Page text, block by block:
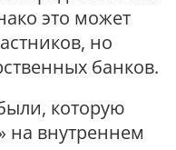
это может
но
банков.
которую
на внутреннем